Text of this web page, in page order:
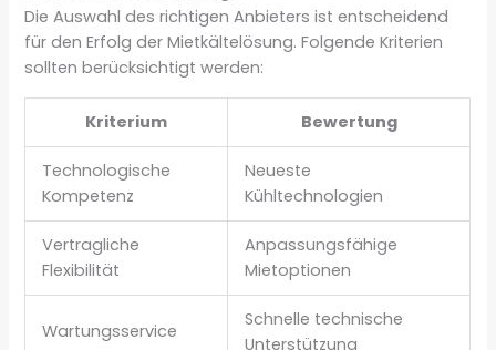
Die Auswahl des richtigen Anbieters ist entscheidend
für den Erfolg der Mietkältelösung. Folgende Kriterien
sollten berücksichtigt werden:
Kriterium Bewertung
Technologische
Kompetenz
Neueste
Kühltechnologien
Vertragliche
Flexibilität
Anpassungsfähige
Mietoptionen
Wartungsservice
Schnelle technische
Unterstützung